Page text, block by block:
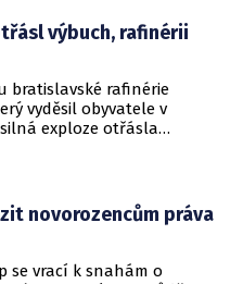
výbuch, rafinérii
bratislavské rafinérie
vyděsil obyvatele v
exploze otřásla
novorozencům práva
se vrací k snahám o